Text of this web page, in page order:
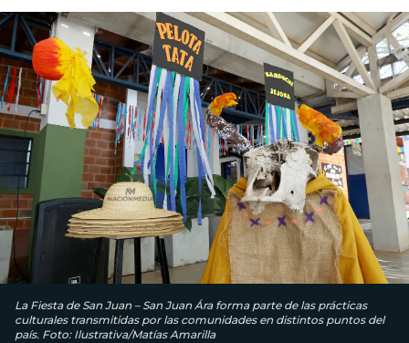
La Fiesta de San Juan – San Juan Ára forma parte de las prácticas
culturales transmitidas por las comunidades en distintos puntos del
país. Foto: Ilustrativa/Matías Amarilla